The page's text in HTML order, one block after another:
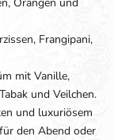
Frangipani,
mit Vanille,
und Veilchen.
und luxuriösem
den Abend oder